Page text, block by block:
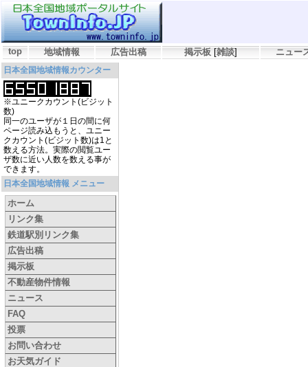
top 地域情報 広告出稿 掲示板 [雑談] ニュー
日本全国地域情報カウンター
※ユニークカウント(ビジット
数)
同一のユーザが１日の間に何
ページ読み込もうと、ユニー
クカウント(ビジット数)は1と
数える方法。実際の閲覧ユー
ザ数に近い人数を数える事が
できます。
日本全国地域情報 メニュー
ホーム
リンク集
鉄道駅別リンク集
広告出稿
掲示板
不動産物件情報
ニュース
FAQ
投票
お問い合わせ
お天気ガイド